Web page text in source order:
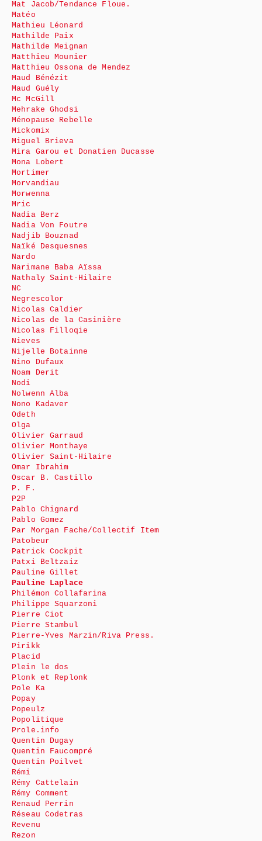
Mat Jacob/Tendance Floue.
Matéo
Mathieu Léonard
Mathilde Paix
Mathilde Meignan
Matthieu Mounier
Matthieu Ossona de Mendez
Maud Bénézit
Maud Guély
Mc McGill
Mehrake Ghodsi
Ménopause Rebelle
Mickomix
Miguel Brieva
Mira Garou et Donatien Ducasse
Mona Lobert
Mortimer
Morvandiau
Morwenna
Mric
Nadia Berz
Nadia Von Foutre
Nadjib Bouznad
Naïké Desquesnes
Nardo
Narimane Baba Aïssa
Nathaly Saint-Hilaire
NC
Negrescolor
Nicolas Caldier
Nicolas de la Casinière
Nicolas Filloqie
Nieves
Nijelle Botainne
Nino Dufaux
Noam Derit
Nodi
Nolwenn Alba
Nono Kadaver
Odeth
Olga
Olivier Garraud
Olivier Monthaye
Olivier Saint-Hilaire
Omar Ibrahim
Oscar B. Castillo
P. F.
P2P
Pablo Chignard
Pablo Gomez
Par Morgan Fache/Collectif Item
Patobeur
Patrick Cockpit
Patxi Beltzaiz
Pauline Gillet
Pauline Laplace
Philémon Collafarina
Philippe Squarzoni
Pierre Ciot
Pierre Stambul
Pierre-Yves Marzin/Riva Press.
Pirikk
Placid
Plein le dos
Plonk et Replonk
Pole Ka
Popay
Popeulz
Popolitique
Prole.info
Quentin Dugay
Quentin Faucompré
Quentin Poilvet
Rémi
Rémy Cattelain
Rémy Comment
Renaud Perrin
Réseau Codetras
Revenu
Rezon